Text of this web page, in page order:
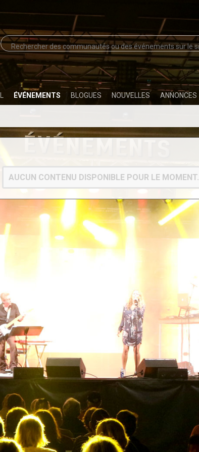
ÉVÉNEMENTS BLOGUES NOUVELLES ANNONCES
AUCUN CONTENU DISPONIBLE POUR LE MOMENT.